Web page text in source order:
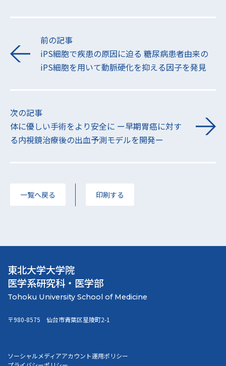
前の記事
iPS細胞で疾患の原因に迫る 糖尿病患者由来の
iPS細胞を用いて動脈硬化を抑える因子を発見
次の記事
体に優しい手術をより安全に ー早期胃癌に対す
る内視鏡治療後の出血予測モデルを開発ー
一覧へ戻る 印刷する
東北大学大学院
医学系研究科・医学部
〒980-8575 仙台市青葉区星陵町2-1
ソーシャルメディアアカウント運用ポリシー